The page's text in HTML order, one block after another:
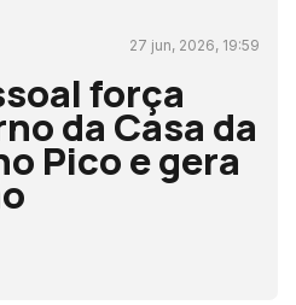
27 jun, 2026, 19:59
força
da Casa da
Pico e gera